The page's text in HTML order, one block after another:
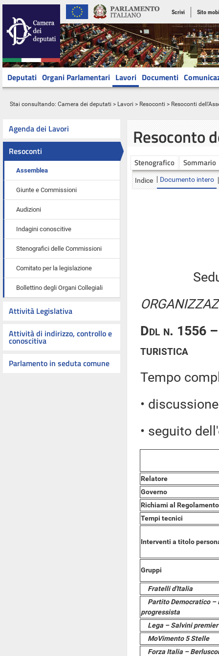
Scrivi Sito
Deputati Organi Parlamentari Lavori Documenti
Stai consultando: Camera dei deputati > Lavori > Resoconti > Resoconti
Agenda dei Lavori
Resoconti
Assemblea
Giunte e Commissioni
Audizioni
Indagini conoscitive
Stenografici delle Commissioni
Comitato per la legislazione
Bollettino degli Organi Collegiali
Attività Legislativa
Attività di indirizzo, controllo e
conoscitiva
Parlamento in seduta comune
Resoconto
Stenografico Sommario
Indice Documento intero
Ddl n. 1556 –
turistica
Tempo
•
• seguito
Relatore
Governo
Richiami al Regolamento
Tempi tecnici
Interventi a titolo
Gruppi
Fratelli d'Italia
Partito Democratico –
progressista
Lega – Salvini premier
MoVimento 5 Stelle
Forza Italia –